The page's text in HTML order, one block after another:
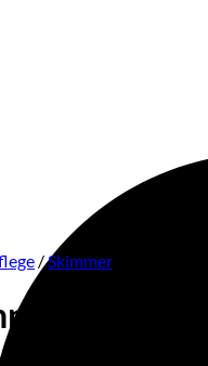
/Skimmer